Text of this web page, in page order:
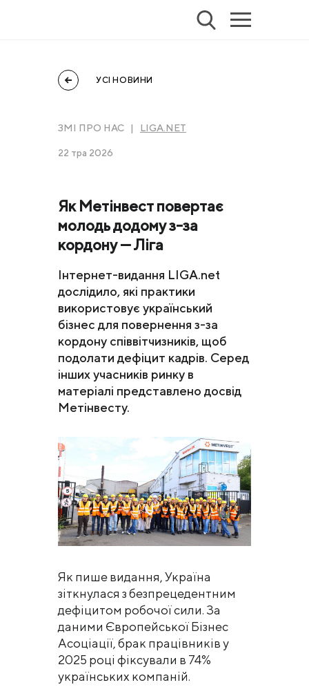
УСІ НОВИНИ
ЗМІ ПРО НАС | LIGA.NET
22 тра 2026
Як Метінвест повертає
молодь додому з-за
кордону — Ліга
Інтернет-видання LIGA.net
дослідило, які практики
використовує український
бізнес для повернення з-за
кордону співвітчизників, щоб
подолати дефіцит кадрів. Серед
інших учасників ринку в
матеріалі представлено досвід
Метінвесту.
Як пише видання, Україна
зіткнулася з безпрецедентним
дефіцитом робочої сили. За
даними Європейської Бізнес
Асоціації, брак працівників у
2025 році фіксували в 74%
українських компаній.